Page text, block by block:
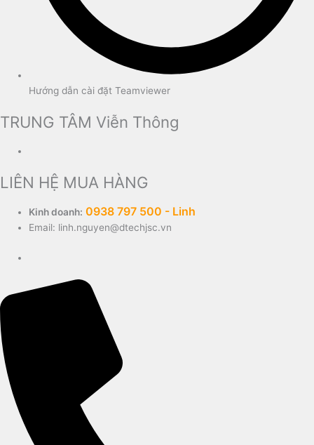
Hướng dẫn cài đặt Teamviewer
TRUNG TÂM Viễn Thông
LIÊN HỆ MUA HÀNG
Kinh doanh: 0938 797 500 - Linh
Email: linh.nguyen@dtechjsc.vn